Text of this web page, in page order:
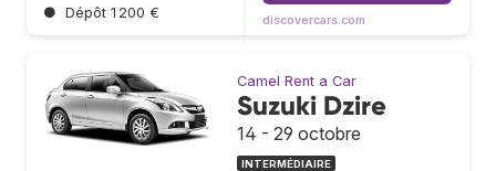
● Dépôt 1 200 € discovercars.com
Camel Rent a Car
Suzuki Dzire
14 - 29 octobre
INTERMÉDIAIRE